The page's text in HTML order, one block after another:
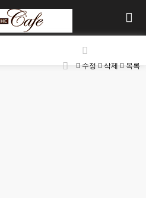
수정 삭제 목록